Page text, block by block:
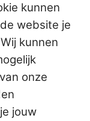
kunnen
website je
kunnen
onze
jouw